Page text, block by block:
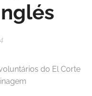
do El Corte